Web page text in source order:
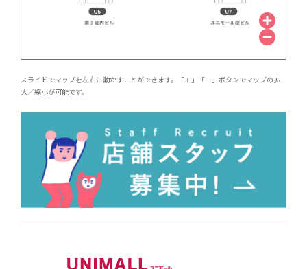
スライドでマップを左右に動かすことができます。「＋」「ー」ボタンでマップの拡
大／縮小が可能です。